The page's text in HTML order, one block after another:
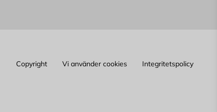
Copyright Vi använder cookies Integritetspolicy